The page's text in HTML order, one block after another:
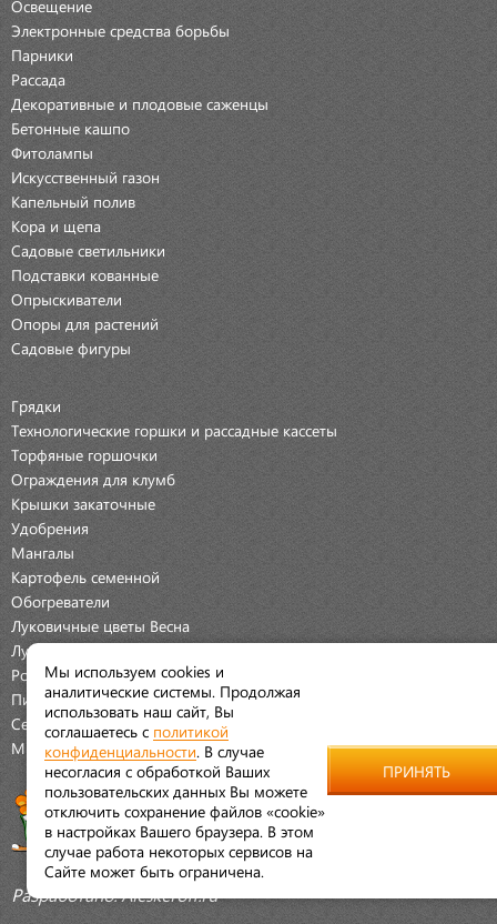
Освещение
Электронные средства борьбы
Парники
Рассада
Декоративные и плодовые саженцы
Бетонные кашпо
Фитолампы
Искусственный газон
Капельный полив
Кора и щепа
Садовые светильники
Подставки кованные
Опрыскиватели
Опоры для растений
Садовые фигуры
Грядки
Технологические горшки и рассадные кассеты
Торфяные горшочки
Ограждения для клумб
Крышки закаточные
Удобрения
Мангалы
Картофель семенной
Обогреватели
Луковичные цветы Весна
Луковичные цветы Осень
Розы
Пионы
Семена Овощей
Мраморная крошка
Разработано:
Мы используем cookies и
аналитические системы. Продолжая
использовать наш сайт, Вы
соглашаетесь с политикой
конфиденциальности . В случае
несогласия с обработкой Ваших
пользовательских данных Вы можете
отключить сохранение файлов «cookie»
в настройках Вашего браузера. В этом
случае работа некоторых сервисов на
Сайте может быть ограничена.
ПРИНЯТЬ